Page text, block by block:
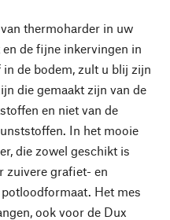
thermoharder in uw
de fijne inkervingen in
de bodem, zult u blij zijn
die gemaakt zijn van de
en niet van de
In het mooie
die zowel geschikt is
zuivere grafiet- en
Het mes
ook voor de Dux